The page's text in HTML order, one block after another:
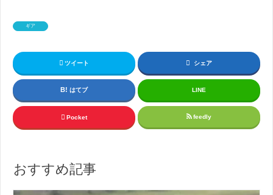
ギア
ツイート シェア
はてブ LINE
Pocket feedly
おすすめ記事